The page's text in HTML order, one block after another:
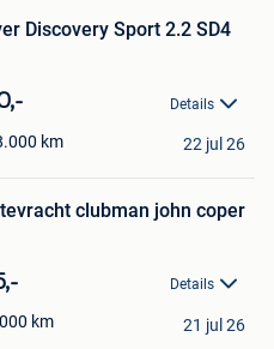
Discovery Sport 2.2 SD4
Details
km 22 jul 26
clubman john coper
Details
km 21 jul 26